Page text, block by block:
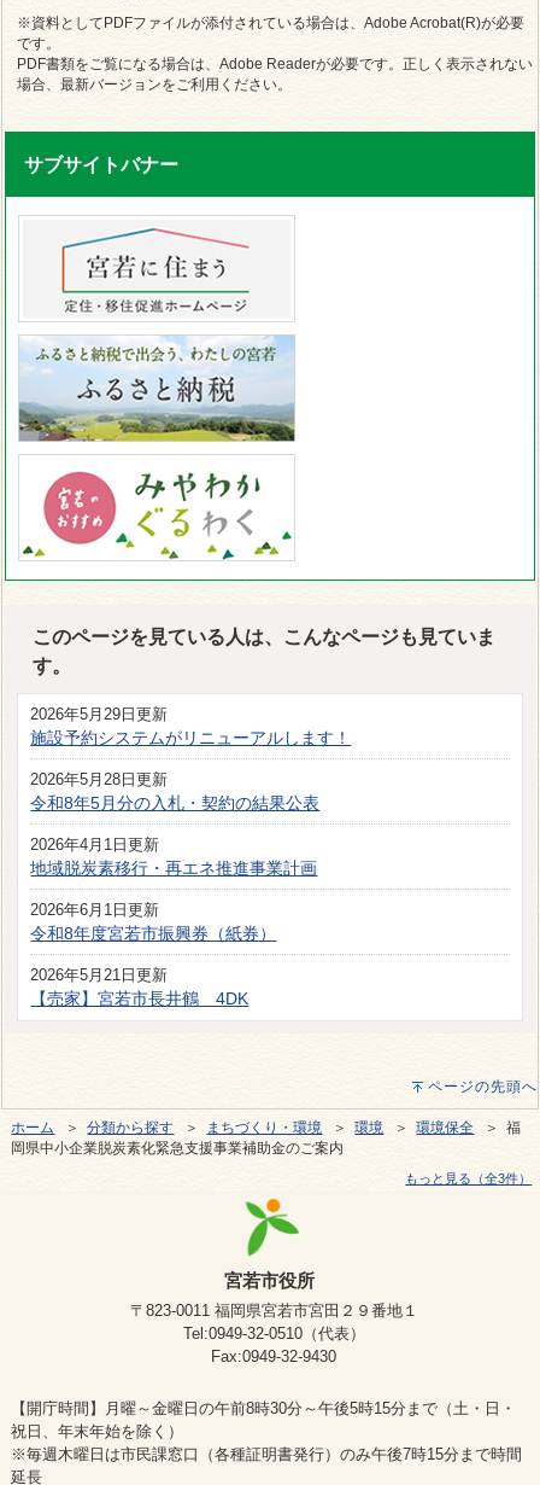
※資料としてPDFファイルが添付されている場合は、Adobe Acrobat(R)が必要
です。
PDF書類をご覧になる場合は、Adobe Readerが必要です。正しく表示されない
場合、最新バージョンをご利用ください。
サブサイトバナー
このページを見ている人は、こんなページも見ていま
す。
2026年5月29日更新
施設予約システムがリニューアルします！
2026年5月28日更新
令和8年5月分の入札・契約の結果公表
2026年4月1日更新
地域脱炭素移行・再エネ推進事業計画
2026年6月1日更新
令和8年度宮若市振興券（紙券）
2026年5月21日更新
【売家】宮若市長井鶴 4DK
ページの先頭へ
ホーム ＞分類から探す ＞ まちづくり・環境 ＞環境 ＞環境保全 ＞ 福
岡県中小企業脱炭素化緊急支援事業補助金のご案内
もっと見る（全3件）
宮若市役所
〒823-0011 福岡県宮若市宮田２９番地１
Tel:0949-32-0510（代表）
Fax:0949-32-9430
【開庁時間】月曜～金曜日の午前8時30分～午後5時15分まで（土・日・
祝日、年末年始を除く）
※毎週木曜日は市民課窓口（各種証明書発行）のみ午後7時15分まで時間
延長